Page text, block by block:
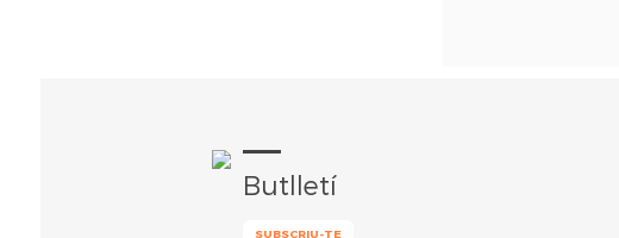
Butlletí
SUBSCRIU-TE